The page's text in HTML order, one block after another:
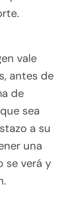
vale
antes de
de
sea
a su
una
se verá y